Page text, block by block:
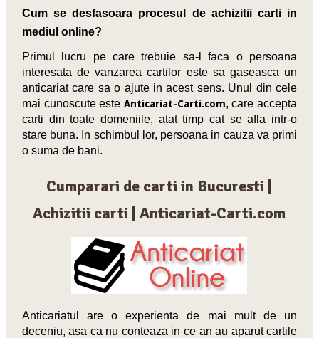
Cum se desfasoara procesul de achizitii carti in
mediul online?
Primul lucru pe care trebuie sa-l faca o persoana
interesata de vanzarea cartilor este sa gaseasca un
anticariat care sa o ajute in acest sens. Unul din cele
mai cunoscute este Anticariat-Carti.com, care accepta
carti din toate domeniile, atat timp cat se afla intr-o
stare buna. In schimbul lor, persoana in cauza va primi
o suma de bani.
Cumparari de carti in Bucuresti |
Achizitii carti | Anticariat-Carti.com
Anticariatul are o experienta de mai mult de un
deceniu, asa ca nu conteaza in ce an au aparut cartile